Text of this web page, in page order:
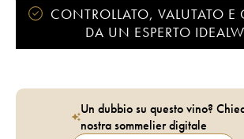
CONTROLLATO, VALUTATO E
DA UN ESPERTO
Un dubbio su questo vino?
nostra sommelier digitale